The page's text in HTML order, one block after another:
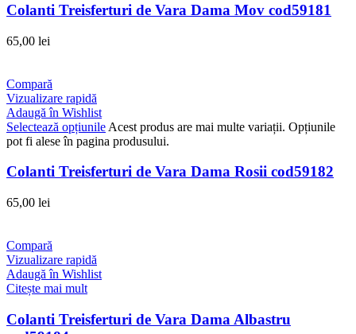
Colanti Treisferturi de Vara Dama Mov cod59181
65,00 lei
Compară
Vizualizare rapidă
Adaugă în Wishlist
Selectează opțiunile Acest produs are mai multe variații. Opțiunile
pot fi alese în pagina produsului.
Colanti Treisferturi de Vara Dama Rosii cod59182
65,00 lei
Compară
Vizualizare rapidă
Adaugă în Wishlist
Citește mai mult
Colanti Treisferturi de Vara Dama Albastru